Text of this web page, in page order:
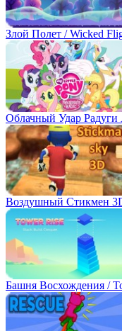
Злой Полет / Wicked
Облачный Удар Радуги
Воздушный Стикмен
Башня Восхождения /